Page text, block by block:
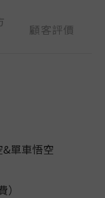
顧客評價
單車悟空